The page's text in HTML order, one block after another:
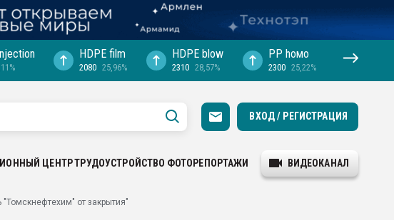
HDPE film
2080 25,96%
HDPE blow
2310 28,57%
PP hомо
2300 25,22%
ВХОД / РЕГИСТРАЦИЯ
ЦЕНТРТРУДОУСТРОЙСТВО ФОТОРЕПОРТАЖИ ВИДЕОКАНАЛ
от закрытия"